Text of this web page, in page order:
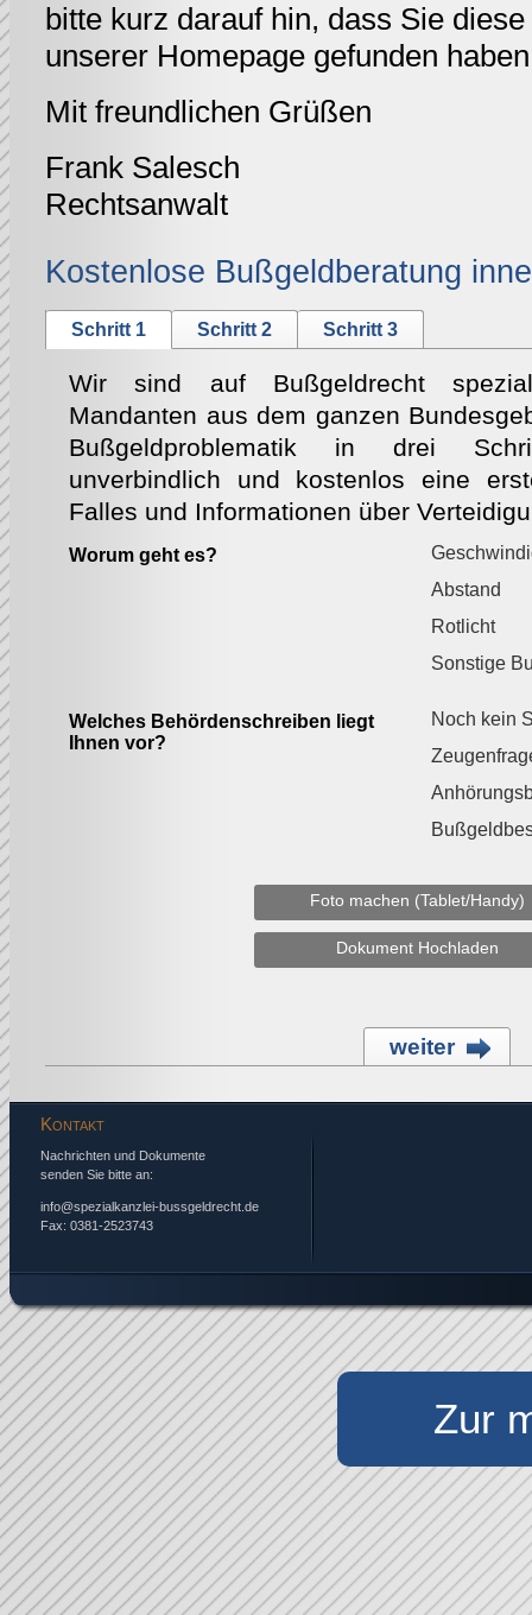
bitte kurz darauf hin, dass Sie
unserer Homepage gefunden
Mit freundlichen Grüßen
Frank Salesch
Rechtsanwalt
Kostenlose Bußgeldberatung
Schritt 1 Schritt 2 Schritt 3
Wir sind auf Bußgeldrecht
Mandanten aus dem ganzen
Bußgeldproblematik in drei
unverbindlich und kostenlos eine
Falles und Informationen über
Worum geht es?
Abstand
Rotlicht
Sonstige
Welches Behördenschreiben liegt
Ihnen vor?
Noch kein
Foto machen (Tablet/Handy)
Dokument Hochladen
weiter
Kontakt
Nachrichten und Dokumente
senden Sie bitte an:
info@spezialkanzlei-bussgeldrecht.de
Fax: 0381-2523743
Zur